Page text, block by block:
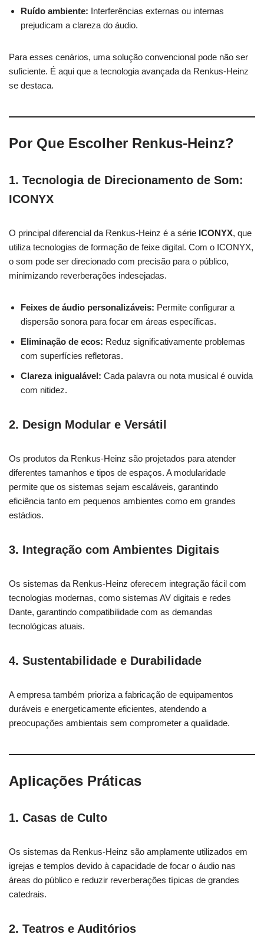
Ruído ambiente: Interferências externas ou internas
prejudicam a clareza do áudio.
Para esses cenários, uma solução convencional pode não ser
suficiente. É aqui que a tecnologia avançada da Renkus-Heinz
se destaca.
Por Que Escolher Renkus-Heinz?
1. Tecnologia de Direcionamento de Som:
ICONYX
O principal diferencial da Renkus-Heinz é a série ICONYX, que
utiliza tecnologias de formação de feixe digital. Com o ICONYX,
o som pode ser direcionado com precisão para o público,
minimizando reverberações indesejadas.
Feixes de áudio personalizáveis: Permite configurar a
dispersão sonora para focar em áreas específicas.
Eliminação de ecos: Reduz significativamente problemas
com superfícies refletoras.
Clareza inigualável: Cada palavra ou nota musical é ouvida
com nitidez.
2. Design Modular e Versátil
Os produtos da Renkus-Heinz são projetados para atender
diferentes tamanhos e tipos de espaços. A modularidade
permite que os sistemas sejam escaláveis, garantindo
eficiência tanto em pequenos ambientes como em grandes
estádios.
3. Integração com Ambientes Digitais
Os sistemas da Renkus-Heinz oferecem integração fácil com
tecnologias modernas, como sistemas AV digitais e redes
Dante, garantindo compatibilidade com as demandas
tecnológicas atuais.
4. Sustentabilidade e Durabilidade
A empresa também prioriza a fabricação de equipamentos
duráveis e energeticamente eficientes, atendendo a
preocupações ambientais sem comprometer a qualidade.
Aplicações Práticas
1. Casas de Culto
Os sistemas da Renkus-Heinz são amplamente utilizados em
igrejas e templos devido à capacidade de focar o áudio nas
áreas do público e reduzir reverberações típicas de grandes
catedrais.
2. Teatros e Auditórios